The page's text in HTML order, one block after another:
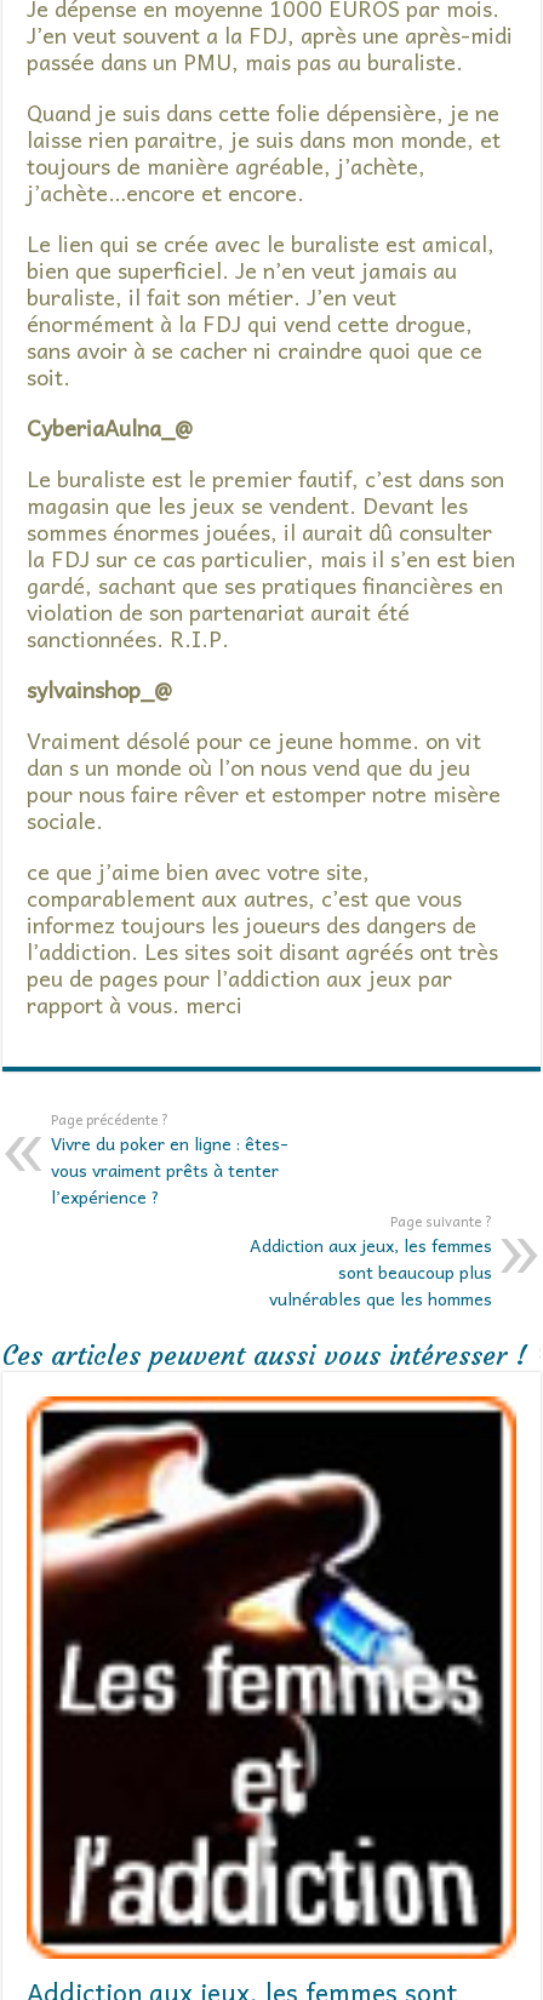
Je dépense en moyenne 1000 EUROS par mois.
J’en veut souvent a la FDJ, après une après-midi
passée dans un PMU, mais pas au buraliste.
Quand je suis dans cette folie dépensière, je ne
laisse rien paraitre, je suis dans mon monde, et
toujours de manière agréable, j’achète,
j’achète…encore et encore.
Le lien qui se crée avec le buraliste est amical,
bien que superficiel. Je n’en veut jamais au
buraliste, il fait son métier. J’en veut
énormément à la FDJ qui vend cette drogue,
sans avoir à se cacher ni craindre quoi que ce
soit.
CyberiaAulna_@
Le buraliste est le premier fautif, c’est dans son
magasin que les jeux se vendent. Devant les
sommes énormes jouées, il aurait dû consulter
la FDJ sur ce cas particulier, mais il s’en est bien
gardé, sachant que ses pratiques financières en
violation de son partenariat aurait été
sanctionnées. R.I.P.
sylvainshop_@
Vraiment désolé pour ce jeune homme. on vit
dan s un monde où l’on nous vend que du jeu
pour nous faire rêver et estomper notre misère
sociale.
ce que j’aime bien avec votre site,
comparablement aux autres, c’est que vous
informez toujours les joueurs des dangers de
l’addiction. Les sites soit disant agréés ont très
peu de pages pour l’addiction aux jeux par
rapport à vous. merci
Page précédente ?
Vivre du poker en ligne : êtes-
vous vraiment prêts à tenter
l’expérience ?
Page suivante ?
Addiction aux jeux, les femmes
sont beaucoup plus
vulnérables que les hommes
Ces articles peuvent aussi vous intéresser !
Addiction aux jeux, les femmes sont